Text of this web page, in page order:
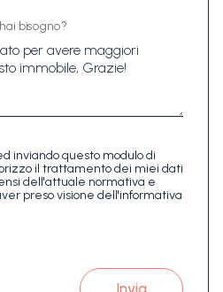
bisogno?
inviando questo modulo di
il trattamento dei miei dati
dell'attuale normativa e
preso visione dell'informativa
Invia